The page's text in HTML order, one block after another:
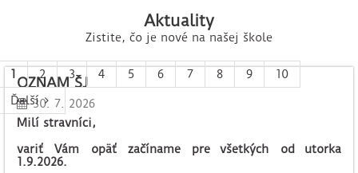
Aktuality
Zistite, čo je nové na našej škole
OZNAM ŠJ
30. 7. 2026
Milí stravníci,
variť Vám opäť začíname pre všetkých od utorka
1.9.2026.
1 2 3 4 5 6 7 8 9
10
Ďalší